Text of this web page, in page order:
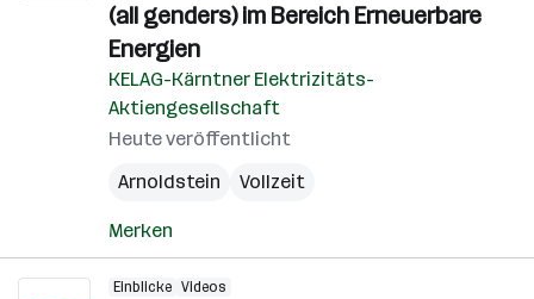
(all genders) im Bereich Erneuerbare
Energien
KELAG-Kärntner Elektrizitäts-
Aktiengesellschaft
Heute veröffentlicht
Arnoldstein
Vollzeit
Merken
Einblicke Videos